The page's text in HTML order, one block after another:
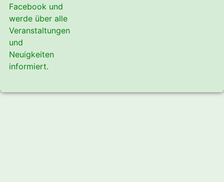
Facebook und
werde über alle
Veranstaltungen
und
Neuigkeiten
informiert.